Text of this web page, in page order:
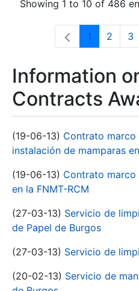
Showing 1 to 10 of 486
Page
1 Page
2 3
Information
Contracts
(19-06-13) Contrato
instalación de mamparas
(19-06-13) Contrato
en la FNMT-RCM
(27-03-13) Servicio de
de Papel de Burgos
(27-03-13) Servicio de
(20-02-13) Servicio de